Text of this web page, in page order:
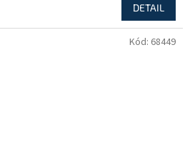
DETAIL
Kód: 68449